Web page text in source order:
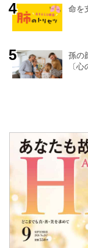
命を
孫の
〔